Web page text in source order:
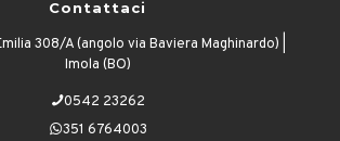
Contattaci
308/A (angolo via Baviera Maghinardo) |
Imola (BO)
0542 23262
351 6764003